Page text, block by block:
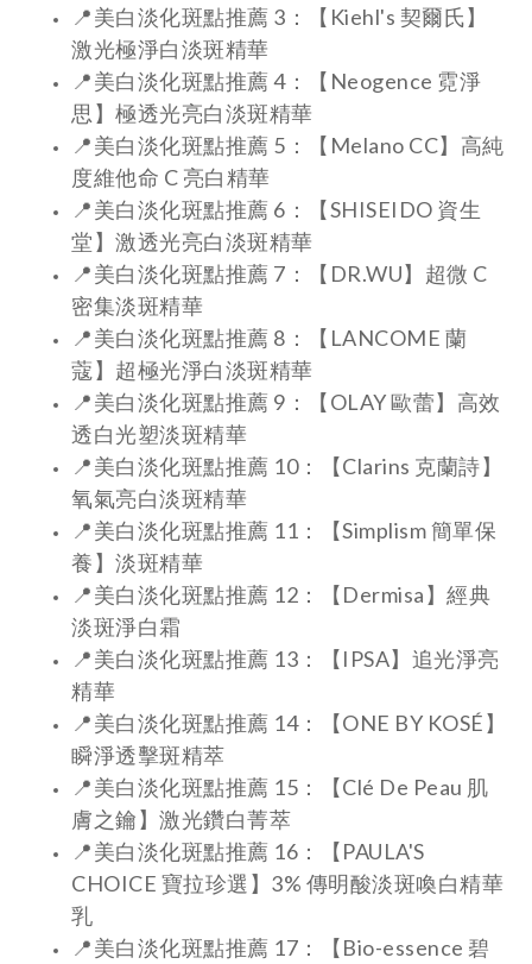
📍美白淡化斑點推薦 3：【Kiehl's 契爾氏】
激光極淨白淡斑精華
📍美白淡化斑點推薦 4：【Neogence 霓淨
思】極透光亮白淡斑精華
📍美白淡化斑點推薦 5：【Melano CC】高純
度維他命 C 亮白精華
📍美白淡化斑點推薦 6：【SHISEIDO 資生
堂】激透光亮白淡斑精華
📍美白淡化斑點推薦 7：【DR.WU】超微 C
密集淡斑精華
📍美白淡化斑點推薦 8：【LANCOME 蘭
蔻】超極光淨白淡斑精華
📍美白淡化斑點推薦 9：【OLAY 歐蕾】高效
透白光塑淡斑精華
📍美白淡化斑點推薦 10：【Clarins 克蘭詩】
氧氣亮白淡斑精華
📍美白淡化斑點推薦 11：【Simplism 簡單保
養】淡斑精華
📍美白淡化斑點推薦 12：【Dermisa】經典
淡斑淨白霜
📍美白淡化斑點推薦 13：【IPSA】追光淨亮
精華
📍美白淡化斑點推薦 14：【ONE BY KOSÉ】
瞬淨透擊斑精萃
📍美白淡化斑點推薦 15：【Clé De Peau 肌
膚之鑰】激光鑽白菁萃
📍美白淡化斑點推薦 16：【PAULA'S
CHOICE 寶拉珍選】3% 傳明酸淡斑喚白精華
乳
📍美白淡化斑點推薦 17：【Bio-essence 碧